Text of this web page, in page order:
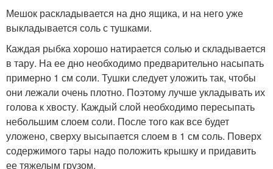
Мешок раскладывается на дно ящика, и на него уже
выкладывается соль с тушками.
Каждая рыбка хорошо натирается солью и складывается
в тару. На ее дно необходимо предварительно насыпать
примерно 1 см соли. Тушки следует уложить так, чтобы
они лежали очень плотно. Поэтому лучше укладывать их
голова к хвосту. Каждый слой необходимо пересыпать
небольшим слоем соли. После того как все будет
уложено, сверху высыпается слоем в 1 см соль. Поверх
содержимого тары надо положить крышку и придавить
ее тяжелым грузом.